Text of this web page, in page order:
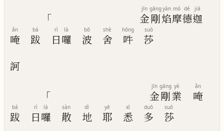
「 金
jīn
剛
gāng
焰
yàn
摩
mó
德
dé
迦
jiā
唵
ǎn
跋
bá
日
rì
囉
là
波
bō
舍
shè
吽
hōng
莎
suō
訶
「 金
jīn
剛
gāng
業
yè
唵
ǎn
跋
bá
日
rì
囉
là
散
sàn
地
dì
耶
yē
悉
xī
多
duō
莎
suō